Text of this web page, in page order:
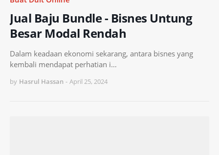
Jual Baju Bundle - Bisnes Untung
Besar Modal Rendah
Dalam keadaan ekonomi sekarang, antara bisnes yang
kembali mendapat perhatian i…
by Hasrul Hassan - April 25, 2024